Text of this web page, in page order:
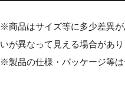
※商品はサイズ等に多少差異
いが異なって見える場合があり
※製品の仕様・パッケージ等は